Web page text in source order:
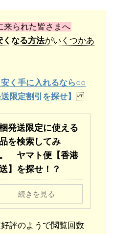
来られた皆さまへ
くなる方法がいくつかあ
安く手に入れるなら○○
限定割引を探せ】
発送限定に使える
を検索してみ
ヤマト便【香港
】を探せ！？
続きを見る
評のようで閲覧回数